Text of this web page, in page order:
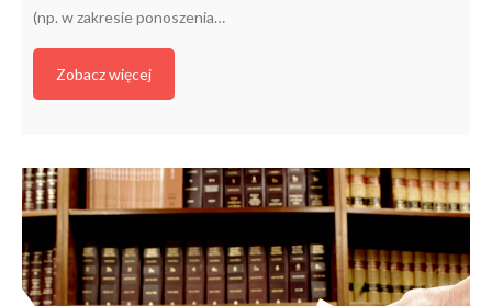
(np. w zakresie ponoszenia…
Zobacz więcej